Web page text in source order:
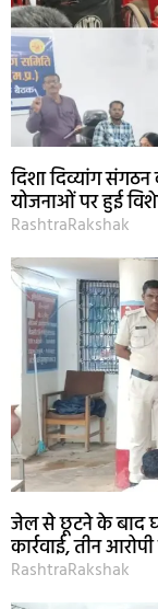
दिशा दिव्यांग
योजनाओं पर हुई
RashtraRakshak
जेल से छूटने के बाद
कार्रवाई, तीन
RashtraRakshak